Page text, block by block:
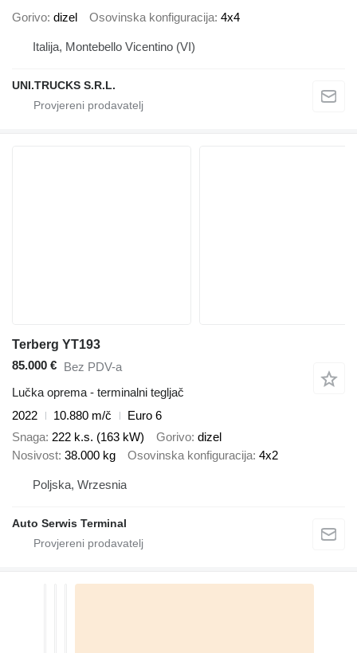
Gorivo dizel Osovinska konfiguracija 4x4
Italija, Montebello Vicentino (VI)
UNI.TRUCKS S.R.L.
Terberg YT193
85.000 € Bez PDV-a
Lučka oprema - terminalni tegljač
2022
10.880 m/č
Euro 6
Snaga 222 k.s. (163 kW) Gorivo dizel
Nosivost 38.000 kg Osovinska konfiguracija 4x2
Poljska, Wrzesnia
Auto Serwis Terminal